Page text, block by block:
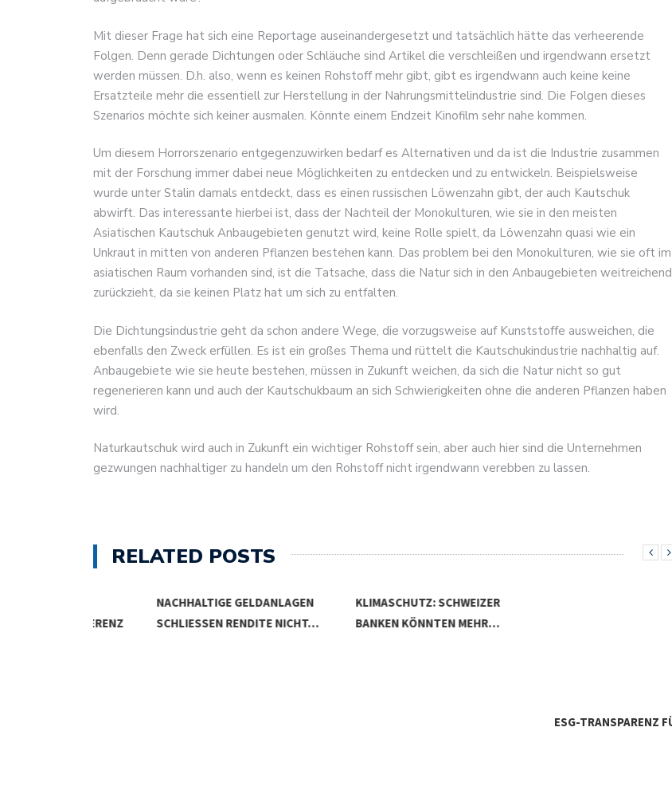
Mit dieser Frage hat sich eine Reportage auseinandergesetzt und tatsächlich hätte das verheerende
Folgen. Denn gerade Dichtungen oder Schläuche sind Artikel die verschleißen und irgendwann ersetzt
werden müssen. D.h. also, wenn es keinen Rohstoff mehr gibt, gibt es irgendwann auch keine keine
Ersatzteile mehr die essentiell zur Herstellung in der Nahrungsmittelindustrie sind. Die Folgen dieses
Szenarios möchte sich keiner ausmalen. Könnte einem Endzeit Kinofilm sehr nahe kommen.
Um diesem Horrorszenario entgegenzuwirken bedarf es Alternativen und da ist die Industrie zusammen
mit der Forschung immer dabei neue Möglichkeiten zu entdecken und zu entwickeln. Beispielsweise
wurde unter Stalin damals entdeckt, dass es einen russischen Löwenzahn gibt, der auch Kautschuk
abwirft. Das interessante hierbei ist, dass der Nachteil der Monokulturen, wie sie in den meisten
Asiatischen Kautschuk Anbaugebieten genutzt wird, keine Rolle spielt, da Löwenzahn quasi wie ein
Unkraut in mitten von anderen Pflanzen bestehen kann. Das problem bei den Monokulturen, wie sie oft im
asiatischen Raum vorhanden sind, ist die Tatsache, dass die Natur sich in den Anbaugebieten weitreichend
zurückzieht, da sie keinen Platz hat um sich zu entfalten.
Die Dichtungsindustrie geht da schon andere Wege, die vorzugsweise auf Kunststoffe ausweichen, die
ebenfalls den Zweck erfüllen. Es ist ein großes Thema und rüttelt die Kautschukindustrie nachhaltig auf.
Anbaugebiete wie sie heute bestehen, müssen in Zukunft weichen, da sich die Natur nicht so gut
regenerieren kann und auch der Kautschukbaum an sich Schwierigkeiten ohne die anderen Pflanzen haben
wird.
Naturkautschuk wird auch in Zukunft ein wichtiger Rohstoff sein, aber auch hier sind die Unternehmen
gezwungen nachhaltiger zu handeln um den Rohstoff nicht irgendwann verebben zu lassen.
RELATED POSTS
NACHHALTIGE GELDANLAGEN
SCHLIESSEN RENDITE NICHT…
KLIMASCHUTZ: SCHWEIZER
BANKEN KÖNNTEN MEHR…
ESG-TRANSPARENZ FÜR KMU